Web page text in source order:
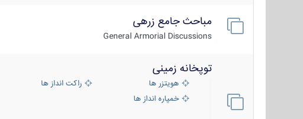
مباحث جامع زرهی
General Armorial Discussions
توپخانه زمینی
هویتزر ها
راکت انداز ها
خمپاره انداز ها